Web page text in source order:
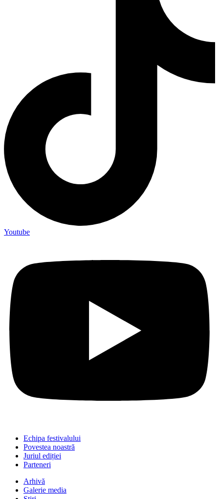
Youtube
Echipa festivalului
Povestea noastră
Juriul ediției
Parteneri
Arhivă
Galerie media